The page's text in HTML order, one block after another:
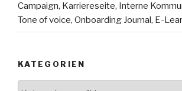
Campaign, Karriereseite, Interne
Tone of voice, Onboarding Journal, E-
KATEGORIEN